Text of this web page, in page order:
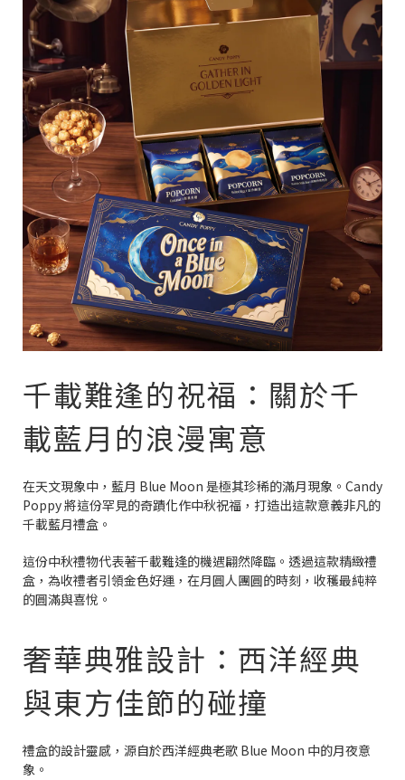
千載難逢的祝福：關於千
載藍月的浪漫寓意
在天文現象中，藍月 Blue Moon 是極其珍稀的滿月現象。Candy
Poppy 將這份罕見的奇蹟化作中秋祝福，打造出這款意義非凡的
千載藍月禮盒。
這份中秋禮物代表著千載難逢的機遇翩然降臨。透過這款精緻禮
盒，為收禮者引領金色好運，在月圓人團圓的時刻，收穫最純粹
的圓滿與喜悅。
奢華典雅設計：西洋經典
與東方佳節的碰撞
禮盒的設計靈感，源自於西洋經典老歌 Blue Moon 中的月夜意
象。